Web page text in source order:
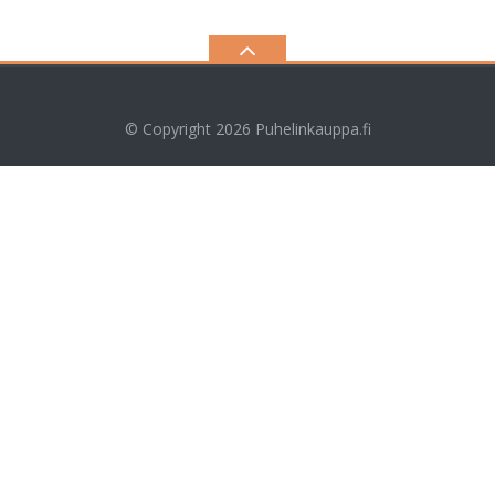
© Copyright 2026 Puhelinkauppa.fi